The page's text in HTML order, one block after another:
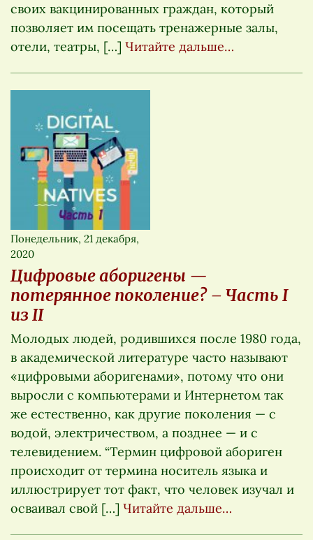
своих вакцинированных граждан, который
позволяет им посещать тренажерные залы,
отели, театры, […] Читайте дальше…
Понедельник, 21 декабря,
2020
Цифровые аборигены —
потерянное поколение? – Часть I
из II
Молодых людей, родившихся после 1980 года,
в академической литературе часто называют
«цифровыми аборигенами», потому что они
выросли с компьютерами и Интернетом так
же естественно, как другие поколения — с
водой, электричеством, а позднее — и с
телевидением. “Термин цифровой абориген
происходит от термина носитель языка и
иллюстрирует тот факт, что человек изучал и
осваивал свой […] Читайте дальше…